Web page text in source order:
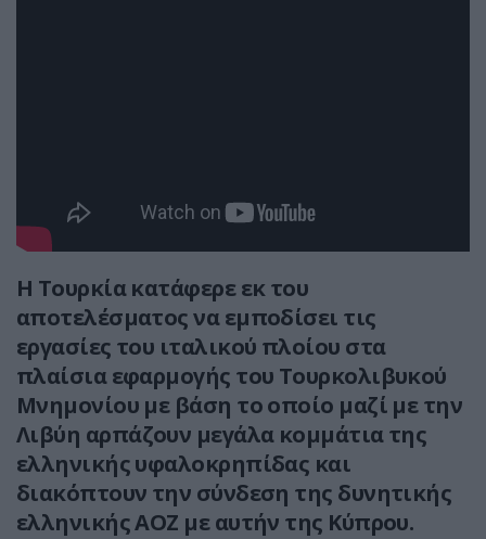
Η Τουρκία κατάφερε εκ του
αποτελέσματος να εμποδίσει τις
εργασίες του ιταλικού πλοίου στα
πλαίσια εφαρμογής του Tουρκολιβυκού
Mνημονίου με βάση το οποίο μαζί με την
Λιβύη αρπάζουν μεγάλα κομμάτια της
ελληνικής υφαλοκρηπίδας και
διακόπτουν την σύνδεση της δυνητικής
ελληνικής ΑΟΖ με αυτήν της Κύπρου.